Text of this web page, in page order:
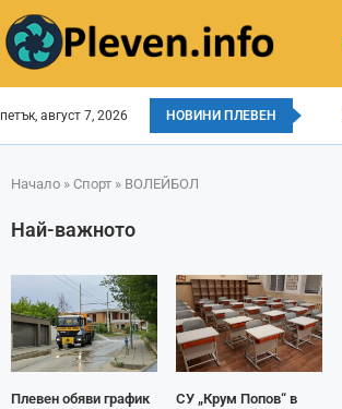
петък, август 7, 2026 НОВИНИ ПЛЕВЕН
Начало » Спорт » ВОЛЕЙБОЛ
Най-важното
Плевен обяви график
СУ „Крум Попов“ в